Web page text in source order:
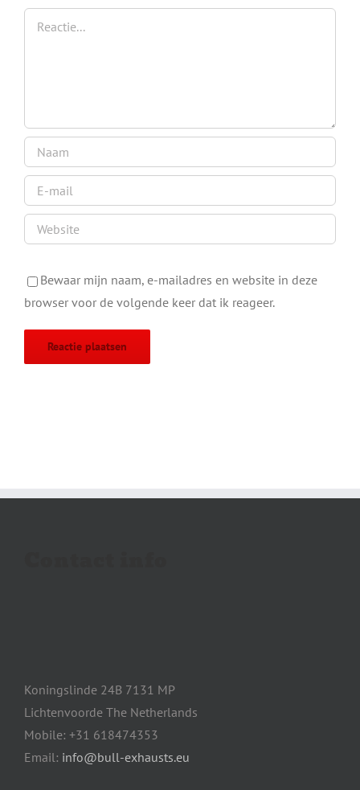
Reactie
Bewaar mijn naam, e-mailadres en website in deze
browser voor de volgende keer dat ik reageer.
Koningslinde 24B 7131 MP
Lichtenvoorde The Netherlands
Mobile: +31 618474353
Email: info@bull-exhausts.eu